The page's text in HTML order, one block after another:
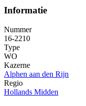
Informatie
Nummer
16-2210
Type
WO
Kazerne
Alphen aan den Rijn
Regio
Hollands Midden